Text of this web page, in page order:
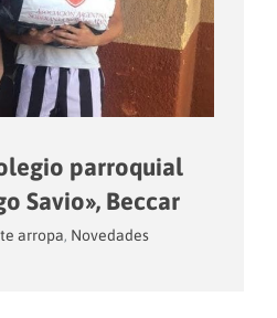
parroquial
Savio», Beccar
arropa, Novedades